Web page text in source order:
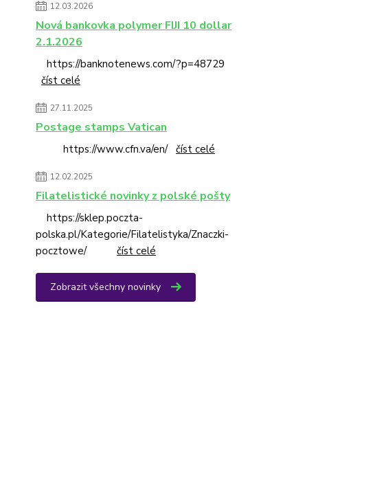
12.03.2026
Nová bankovka polymer FIJI 10 dollar
2.1.2026
https://banknotenews.com/?p=48729
číst celé
27.11.2025
Postage stamps Vatican
https://www.cfn.va/en/ číst celé
12.02.2025
Filatelistické novinky z polské pošty
https://sklep.poczta-
polska.pl/Kategorie/Filatelistyka/Znaczki-
pocztowe/ číst celé
Zobrazit všechny novinky